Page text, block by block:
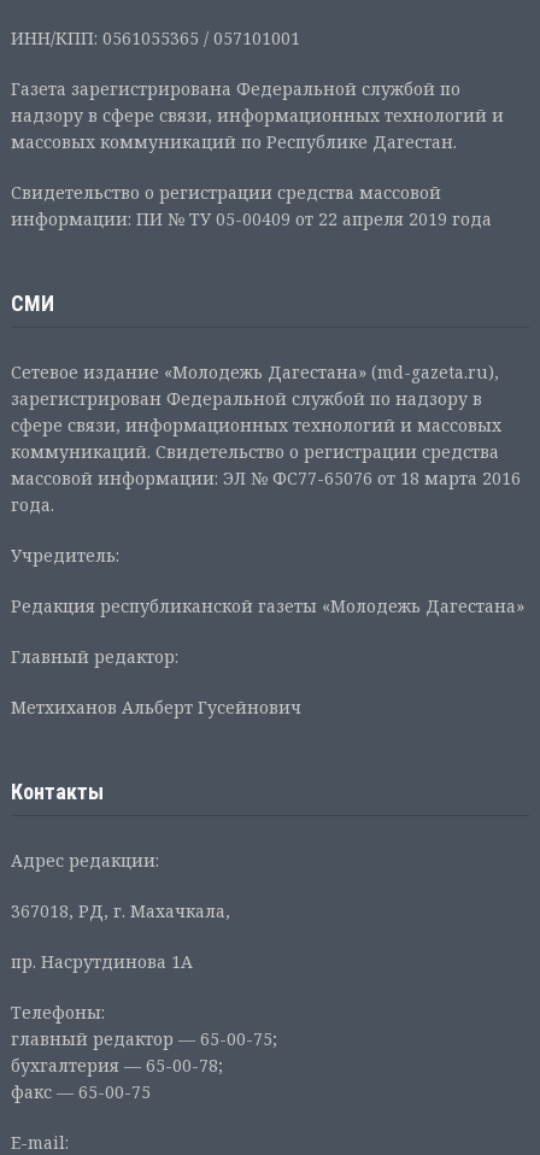
ИНН/КПП: 0561055365 / 057101001
Газета зарегистрирована Федеральной службой по
надзору в сфере связи, информационных технологий и
массовых коммуникаций по Республике Дагестан.
Свидетельство о регистрации средства массовой
информации: ПИ № ТУ 05-00409 от 22 апреля 2019 года
СМИ
Сетевое издание «Молодежь Дагестана» (md-gazeta.ru),
зарегистрирован Федеральной службой по надзору в
сфере связи, информационных технологий и массовых
коммуникаций. Свидетельство о регистрации средства
массовой информации: ЭЛ № ФС77-65076 от 18 марта 2016
года.
Учредитель:
Редакция республиканской газеты «Молодежь Дагестана»
Главный редактор:
Метхиханов Альберт Гусейнович
Контакты
Адрес редакции:
367018, РД, г. Махачкала,
пр. Насрутдинова 1А
Телефоны:
главный редактор — 65-00-75;
бухгалтерия — 65-00-78;
факс — 65-00-75
E-mail: